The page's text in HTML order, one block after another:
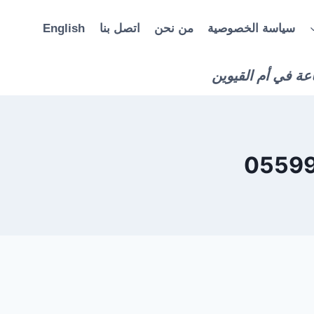
سياسة الخصوصية من نحن اتصل بنا English
في أم القيوين